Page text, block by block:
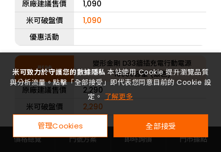
原廠建議售價
1,090
米可破盤價
1,090
優惠活動
型號
變形金剛 D33牆插充電行動電源
10000容量 (銀色)
原廠建議售價
2,290
米可破盤價
2,290
優惠活動
價格總覽 門號方案 即時詢價 門市據點
米可致力於守護您的數據隱私 本站使用 Cookie 提升瀏覽品質
與分析流量。點擊「全部接受」即代表您同意目前的 Cookie 設
定。 了解更多
管理Cookies 全部接受